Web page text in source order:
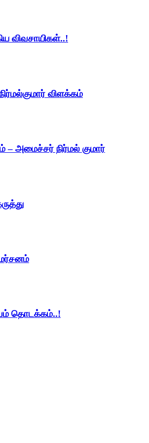
விவசாயிகள்..!
விளக்கம்
– அமைச்சர் நிர்மல் குமார்
தொடக்கம்..!